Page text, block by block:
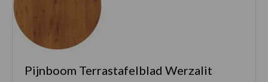
Pijnboom Terrastafelblad Werzalit